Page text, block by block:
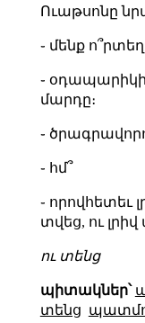
Ուաթսոնը
֊ մենք ո՞րտեղ
֊
մարդը։
֊
֊ հմ՞
֊
տվեց, ու
ու տենց
պիտակներ՝
տենց